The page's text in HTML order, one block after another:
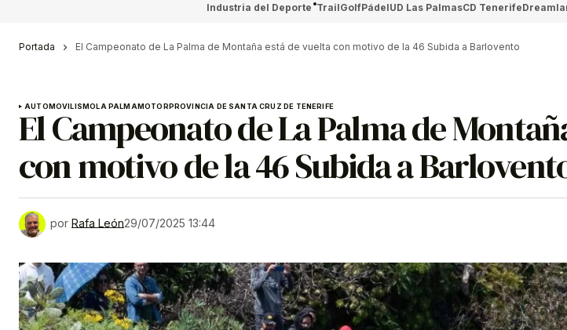
Industria del Deporte TrailGolfPádelUD Las PalmasCD Tenerife
Portada El Campeonato de La Palma de Montaña está de vuelta con motivo de la 46 Subida a Barlovento
AUTOMOVILISMOLA PALMAMOTORPROVINCIA DE SANTA CRUZ DE TENERIFE
El Campeonato de La Palma de
con motivo de la 46 Subida a
por Rafa León29/07/2025 13:44